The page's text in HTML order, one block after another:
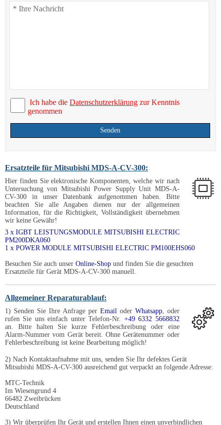
Ich habe die Datenschutzerklärung zur Kenntnis
genommen
Senden
Ersatzteile für Mitsubishi MDS-A-CV-300:
Hier finden Sie elektronische Komponenten, welche wir nach
Untersuchung von Mitsubishi Power Supply Unit MDS-A-
CV-300 in unser Datenbank aufgenommen haben. Bitte
beachten Sie alle Angaben dienen nur der allgemeinen
Information, für die Richtigkeit, Vollständigkeit übernehmen
wir keine Gewähr!
3 x IGBT LEISTUNGSMODULE MITSUBISHI ELECTRIC
PM200DKA060
1 x POWER MODULE MITSUBISHI ELECTRIC PM100EHS060
Besuchen Sie auch unser Online-Shop und finden Sie die gesuchten
Ersatzteile für Gerät MDS-A-CV-300 manuell.
Allgemeiner Reparaturablauf:
1) Senden Sie Ihre Anfrage per Email oder Whatsapp, oder
rufen Sie uns einfach unter Telefon-Nr. +49 6332 5668832
an. Bitte halten Sie kurze Fehlerbeschreibung oder eine
Alarm-Nummer vom Gerät bereit. Ohne Gerätenummer oder
Fehlerbeschreibung ist keine Bearbeitung möglich!
2) Nach Kontaktaufnahme mit uns, senden Sie Ihr defektes Gerät
Mitsubishi MDS-A-CV-300 ausreichend gut verpackt an folgende Adresse:
MTC-Technik
Im Wiesengrund 4
66482 Zweibrücken
Deutschland
3) Wir überprüfen Ihr Gerät und erstellen Ihnen einen unverbindlichen